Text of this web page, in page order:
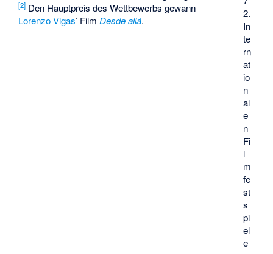
2.
In
te
rn
at
io
n
al
e
n
Fi
l
m
fe
st
s
pi
el
e
[2] Den Hauptpreis des Wettbewerbs gewann
Lorenzo Vigas’ FilmDesde allá.